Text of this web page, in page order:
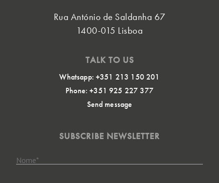
Rua António de Saldanha 67
1400-015 Lisboa
TALK TO US
Whatsapp: +351 213 150 201
Phone: +351 925 227 377
Send message
SUBSCRIBE NEWSLETTER
Nome*